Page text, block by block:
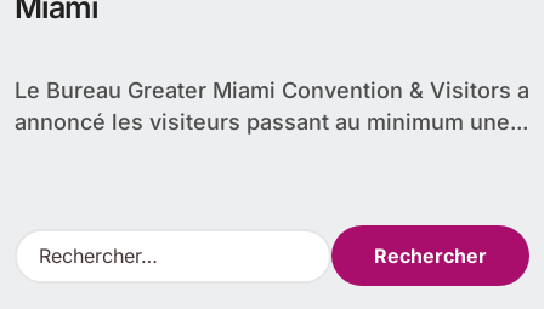
Miami
Le Bureau Greater Miami Convention & Visitors a
annoncé les visiteurs passant au minimum une...
R
e